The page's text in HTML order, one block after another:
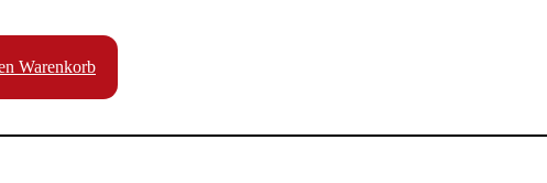
Warenkorb